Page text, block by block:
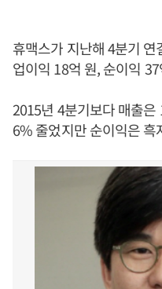
휴맥스가 지난해 4분기
업이익 18억 원, 순이익
2015년 4분기보다 매출
6% 줄었지만 순이익은 흑